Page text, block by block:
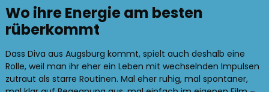
Wo ihre Energie am besten
rüberkommt
Dass Diva aus Augsburg kommt, spielt auch deshalb eine
Rolle, weil man ihr eher ein Leben mit wechselnden Impulsen
zutraut als starre Routinen. Mal eher ruhig, mal spontaner,